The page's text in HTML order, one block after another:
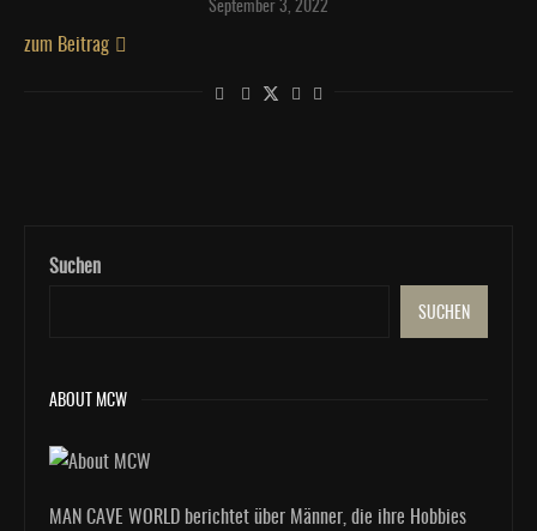
zum Beitrag
Suchen
SUCHEN
ABOUT MCW
MAN CAVE WORLD berichtet über Männer, die ihre Hobbies